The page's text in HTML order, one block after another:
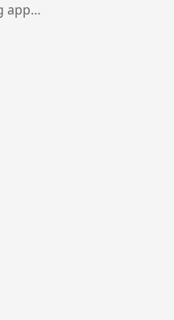
app…